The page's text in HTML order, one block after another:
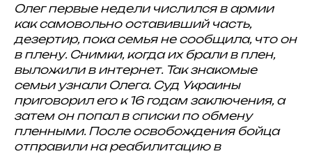
Олег первые недели числился в армии
как самовольно оставивший часть,
дезертир, пока семья не сообщила, что он
в плену. Снимки, когда их брали в плен,
выложили в интернет. Так знакомые
семьи узнали Олега. Суд Украины
приговорил его к 16 годам заключения, а
затем он попал в списки по обмену
пленными. После освобождения бойца
отправили на реабилитацию в